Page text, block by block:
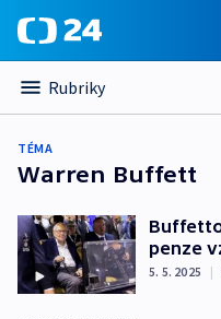
Rubriky
TÉMA
Warren Buffett
penze
5. 5. 2025 |